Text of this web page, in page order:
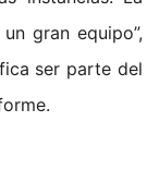
gran equipo”,
ser parte del